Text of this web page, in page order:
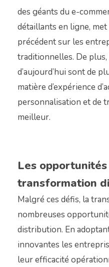
des géants du e-
détaillants en ligne,
précédent sur les
traditionnelles. De
d’aujourd’hui sont de
matière d’expérience
personnalisation et de
meilleur.
Les
transformation
Malgré ces défis, la
nombreuses
distribution. En
innovantes les
leur efficacité